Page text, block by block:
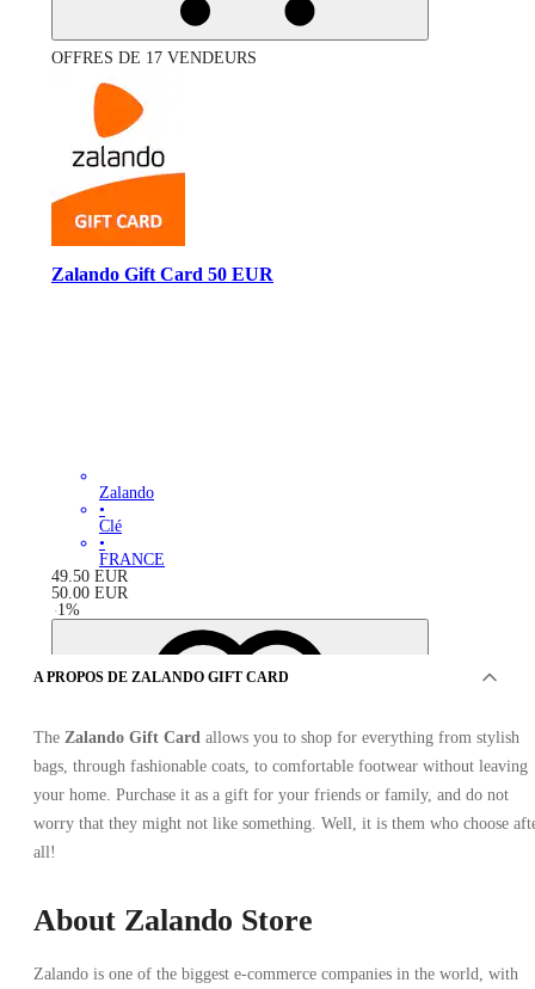
OFFRES DE 17 VENDEURS
Zalando Gift Card 50 EUR
Zalando
•
Clé
•
FRANCE
49.50 EUR
50.00 EUR
-1%
A PROPOS DE ZALANDO GIFT CARD
The Zalando Gift Card allows you to shop for everything from stylish
bags, through fashionable coats, to comfortable footwear without leaving
your home. Purchase it as a gift for your friends or family, and do not
worry that they might not like something. Well, it is them who choose
all!
About Zalando Store
Zalando is one of the biggest e-commerce companies in the world, with